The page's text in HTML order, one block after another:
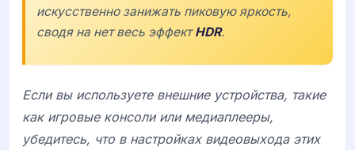
искусственно занижать пиковую яркость,
сводя на нет весь эффектHDR.
Если вы используете внешние устройства, такие
как игровые консоли или медиаплееры,
убедитесь, что в настройках видеовыхода этих